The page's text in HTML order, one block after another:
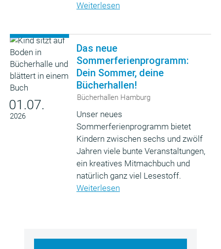
Weiterlesen
01.07.
2026
Das neue
Sommerferienprogramm:
Dein Sommer, deine
Bücherhallen!
Bücherhallen Hamburg
Unser neues
Sommerferienprogramm bietet
Kindern zwischen sechs und zwölf
Jahren viele bunte Veranstaltungen,
ein kreatives Mitmachbuch und
natürlich ganz viel Lesestoff.
Weiterlesen